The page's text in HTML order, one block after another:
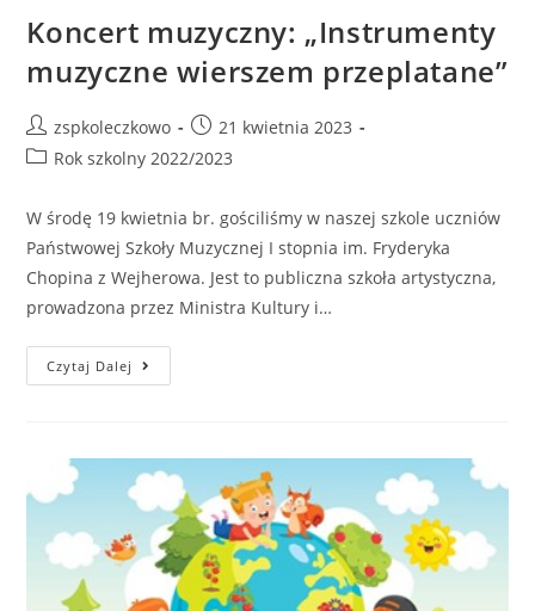
Koncert muzyczny: „Instrumenty
muzyczne wierszem przeplatane”
zspkoleczkowo
21 kwietnia 2023
Rok szkolny 2022/2023
W środę 19 kwietnia br. gościliśmy w naszej szkole uczniów
Państwowej Szkoły Muzycznej I stopnia im. Fryderyka
Chopina z Wejherowa. Jest to publiczna szkoła artystyczna,
prowadzona przez Ministra Kultury i…
Czytaj Dalej